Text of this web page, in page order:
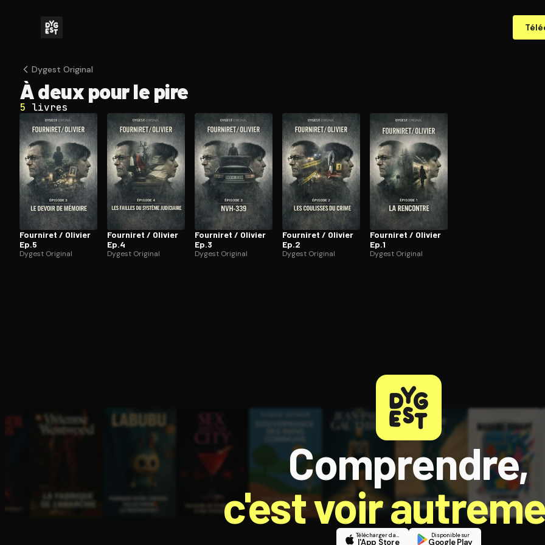
Dygest Original
À deux pour le pire
5 livres
Fourniret / Olivier
Ep.5
Dygest Original
Fourniret / Olivier
Ep.4
Dygest Original
Fourniret / Olivier
Ep.3
Dygest Original
Fourniret / Olivier
Ep.2
Dygest Original
Fourniret / Olivier
Ep.1
Dygest Original
Comprendre,
c'est voir
Télécharger dans
l'App Store
Disponible sur
Google Play